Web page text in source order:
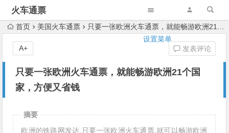
火车通票
设置菜单
首页 美国火车通票 只要一张欧洲火车通票，就能畅游欧洲21个国家，方便又省钱
只要一张欧洲火车通票，就能畅游欧洲21个国
家，方便又省钱
发表评论
A+
摘要
欧洲的铁路网发达,只要一张欧洲火车通票,就可以畅游欧洲